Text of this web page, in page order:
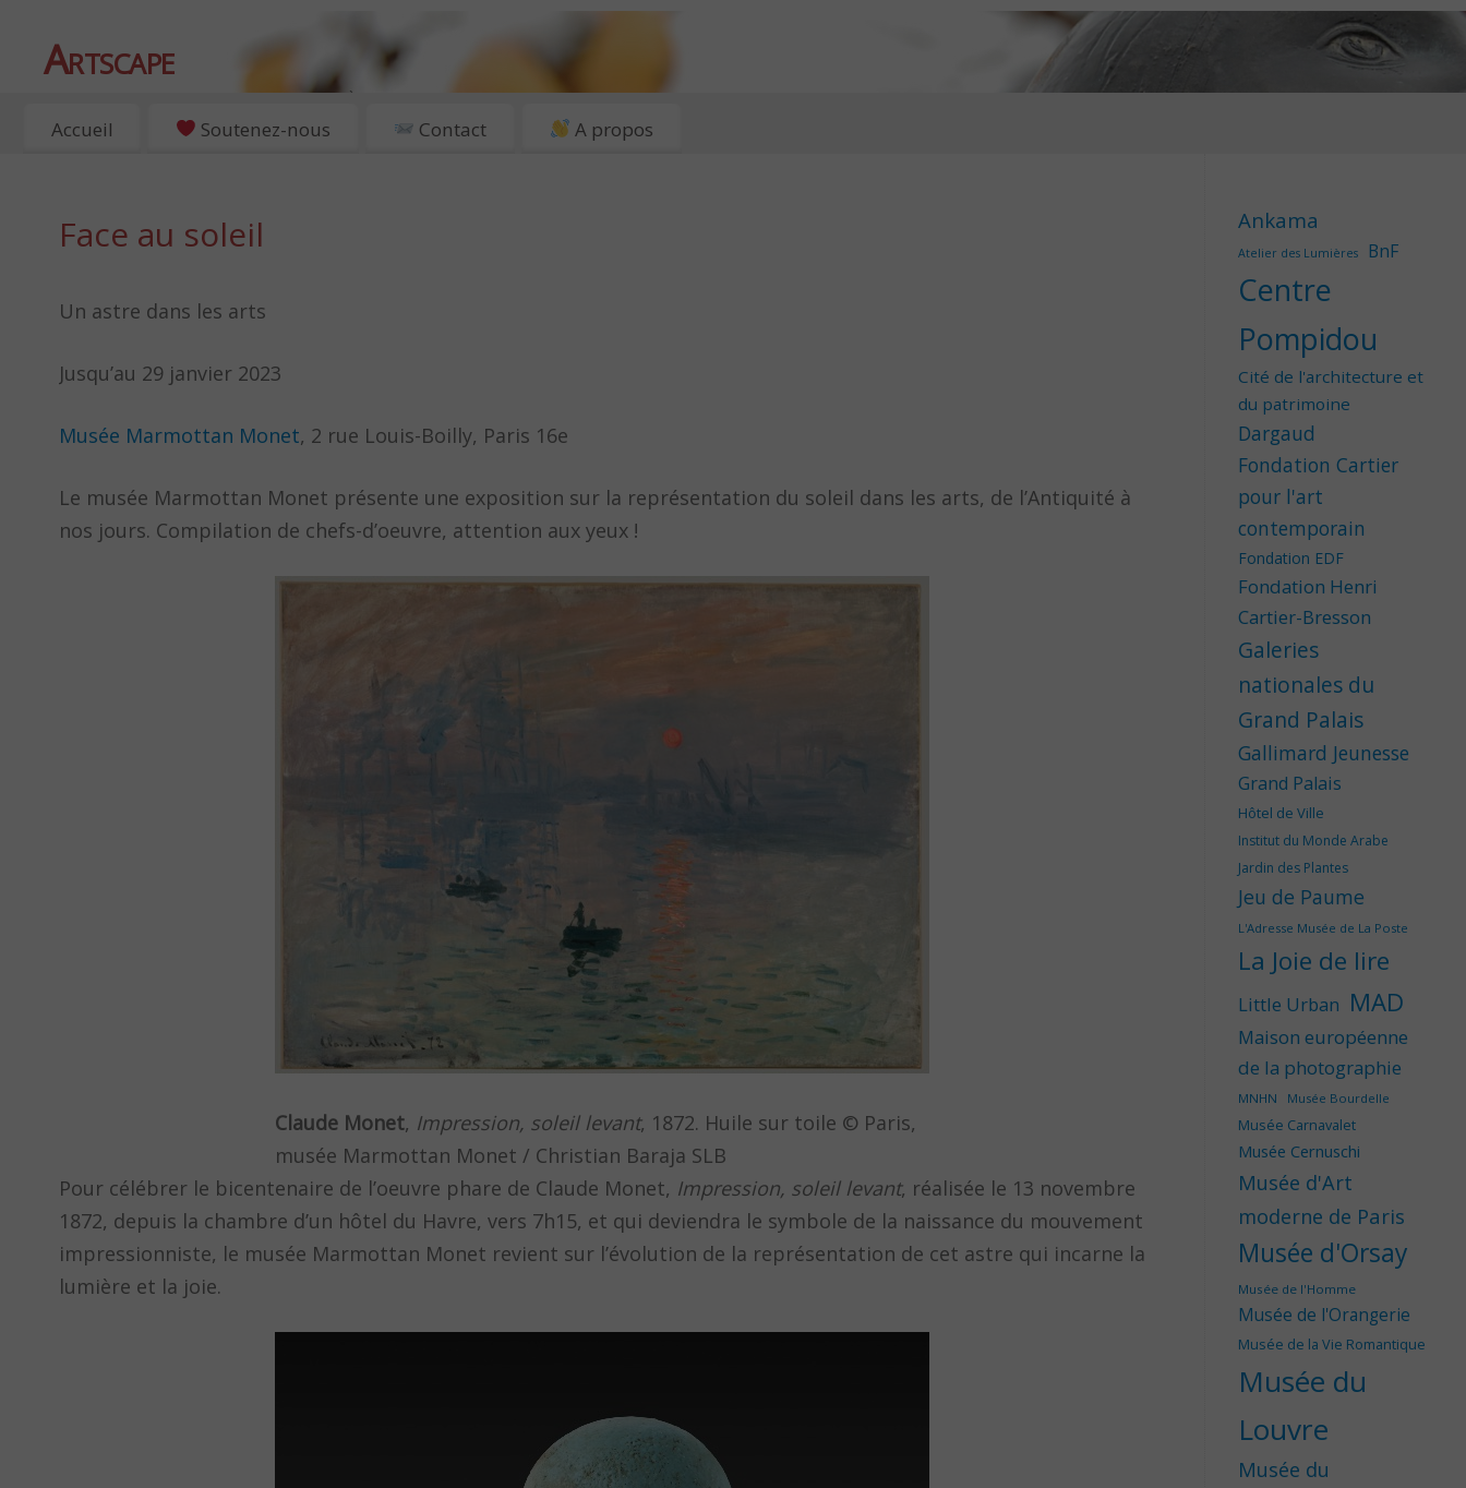
Artscape
EXPOSITIONS, ART ET CULTURE À PARIS
Accueil Soutenez-nous Contact A propos
Face au soleil
Un astre dans les arts
Jusqu’au 29 janvier 2023
Musée Marmottan Monet, 2 rue Louis-Boilly, Paris 16e
Le musée Marmottan Monet présente une exposition sur la représentation du soleil dans les arts, de l’Antiquité à
nos jours. Compilation de chefs-d’oeuvre, attention aux yeux !
Claude Monet, Impression, soleil levant, 1872. Huile sur toile © Paris,
musée Marmottan Monet / Christian Baraja SLB
Pour célébrer le bicentenaire de l’oeuvre phare de Claude Monet, Impression, soleil levant, réalisée le 13 novembre
1872, depuis la chambre d’un hôtel du Havre, vers 7h15, et qui deviendra le symbole de la naissance du mouvement
impressionniste, le musée Marmottan Monet revient sur l’évolution de la représentation de cet astre qui incarne la
lumière et la joie.
Ankama
Atelier des Lumières BnF
Centre
Pompidou
Cité de l'architecture et
du patrimoine
Dargaud
Fondation Cartier
pour l'art
contemporain
Fondation EDF
Fondation Henri
Cartier-Bresson
Galeries
nationales du
Grand Palais
Gallimard Jeunesse
Grand Palais
Hôtel de Ville
Institut du Monde Arabe
Jardin des Plantes
Jeu de Paume
L'Adresse Musée de La Poste
La Joie de lire
Little Urban MAD
Maison européenne
de la photographie
MNHN Musée Bourdelle
Musée Carnavalet
Musée Cernuschi
Musée d'Art
moderne de Paris
Musée d'Orsay
Musée de l'Homme
Musée de l'Orangerie
Musée de la Vie Romantique
Musée du
Louvre
Musée du